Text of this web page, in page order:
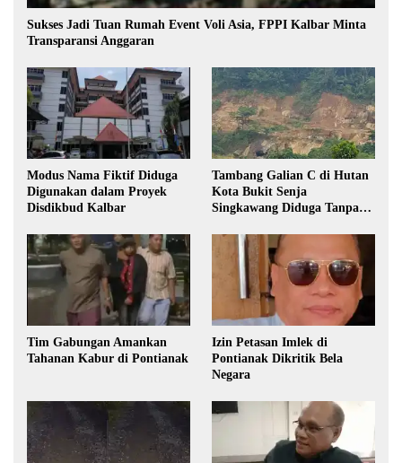
Sukses Jadi Tuan Rumah Event Voli Asia, FPPI Kalbar Minta
Transparansi Anggaran
Modus Nama Fiktif Diduga
Digunakan dalam Proyek
Disdikbud Kalbar
Tambang Galian C di Hutan
Kota Bukit Senja
Singkawang Diduga Tanpa
Tim Gabungan Amankan
Tahanan Kabur di Pontianak
Izin Petasan Imlek di
Pontianak Dikritik Bela
Negara